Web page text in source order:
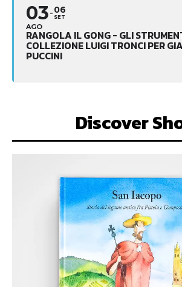
03
AGO
06
SET
RANGOLA IL GONG - GLI
COLLEZIONE LUIGI TRONCI PER
PUCCINI
Discover